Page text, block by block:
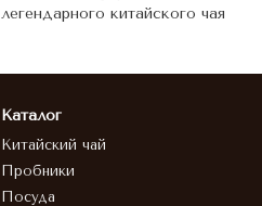
легендарного китайского чая
Каталог
Китайский чай
Пробники
Посуда